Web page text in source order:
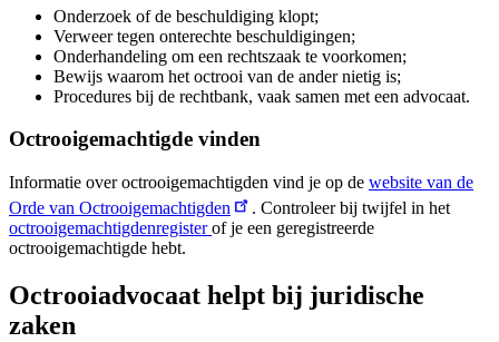
Onderzoek of de beschuldiging klopt;
Verweer tegen onterechte beschuldigingen;
Onderhandeling om een rechtszaak te voorkomen;
Bewijs waarom het octrooi van de ander nietig is;
Procedures bij de rechtbank, vaak samen met een advocaat.
Octrooigemachtigde vinden
Informatie over octrooigemachtigden vind je op de website van de
Orde van Octrooigemachtigden
. Controleer bij twijfel in het
octrooigemachtigdenregisterof je een geregistreerde
octrooigemachtigde hebt.
Octrooiadvocaat helpt bij juridische
zaken